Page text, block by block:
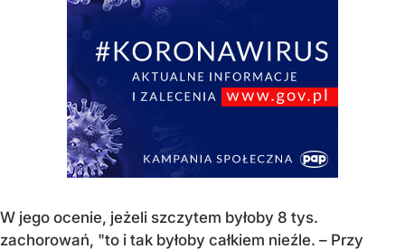
W jego ocenie, jeżeli szczytem byłoby 8 tys.
zachorowań, "to i tak byłoby całkiem nieźle. – Przy